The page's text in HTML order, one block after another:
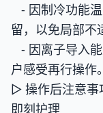
- 因制冷功能
留，以免局部不
- 因离子导入
户感受再行操作
▷ 操作后注意事
即刻护理